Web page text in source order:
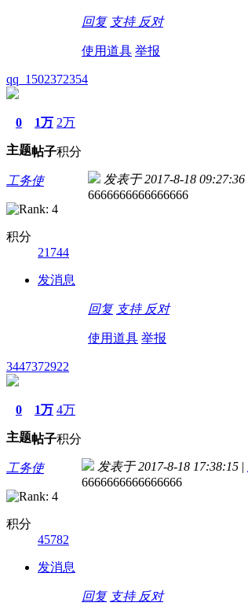
回复 支持 反对
使用道具 举报
qq_1502372354
0
主题
1万
帖子
2万
积分
工务使
积分
21744
发消息
发表于 2017-8-18 09:27:36
6666666666666666
回复 支持 反对
使用道具 举报
3447372922
0
主题
1万
帖子
4万
积分
工务使
积分
45782
发消息
发表于 2017-8-18 17:38:15 |
6666666666666666
回复 支持 反对